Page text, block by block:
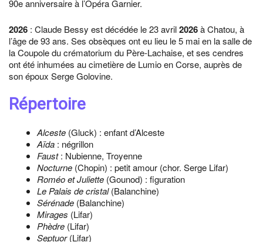
90e anniversaire à l’Opéra Garnier.
2026 : Claude Bessy est décédée le 23 avril2026à Chatou, à
l’âge de 93 ans. Ses obsèques ont eu lieu le 5 mai en la salle de
la Coupole du crématorium du Père-Lachaise, et ses cendres
ont été inhumées au cimetière de Lumio en Corse, auprès de
son époux Serge Golovine.
Répertoire
Alceste (Gluck) : enfant d’Alceste
Aïda : négrillon
Faust: Nubienne, Troyenne
Nocturne (Chopin) : petit amour (chor. Serge Lifar)
Roméo et Juliette (Gounod) : figuration
Le Palais de cristal(Balanchine)
Sérénade (Balanchine)
Mirages (Lifar)
Phèdre (Lifar)
Septuor(Lifar)